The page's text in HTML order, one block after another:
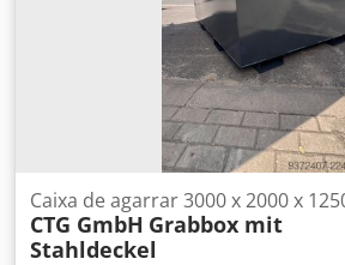
solicitar um orçamento.
Caixa de agarrar 3000 x 2000 x
CTG GmbH Grabbox mit
Stahldeckel